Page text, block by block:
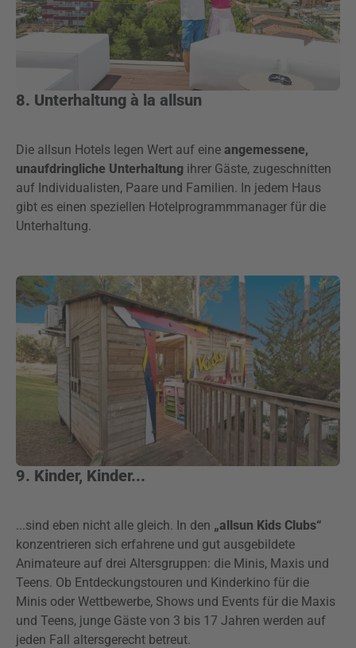
8. Unterhaltung à la allsun
Die allsun Hotels legen Wert auf eine angemessene,
unaufdringliche Unterhaltung ihrer Gäste, zugeschnitten
auf Individualisten, Paare und Familien. In jedem Haus
gibt es einen speziellen Hotelprogrammmanager für die
Unterhaltung.
9. Kinder, Kinder...
...sind eben nicht alle gleich. In den „allsun Kids Clubs“
konzentrieren sich erfahrene und gut ausgebildete
Animateure auf drei Altersgruppen: die Minis, Maxis und
Teens. Ob Entdeckungstouren und Kinderkino für die
Minis oder Wettbewerbe, Shows und Events für die Maxis
und Teens, junge Gäste von 3 bis 17 Jahren werden auf
jeden Fall altersgerecht betreut.